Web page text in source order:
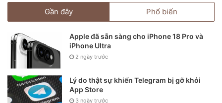
Gần đây Phổ biến
Apple đã sẵn sàng cho iPhone 18 Pro và
iPhone Ultra
2 ngày trước
Lý do thật sự khiến Telegram bị gỡ khỏi
App Store
3 ngày trước